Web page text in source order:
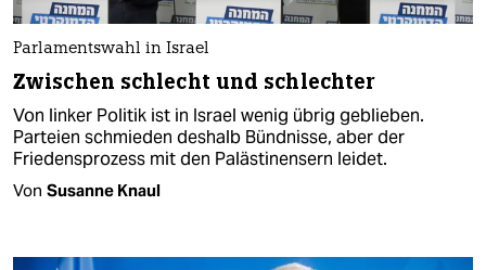
Parlamentswahl in Israel
Zwischen schlecht und schlechter
Von linker Politik ist in Israel wenig übrig geblieben.
Parteien schmieden deshalb Bündnisse, aber der
Friedensprozess mit den Palästinensern leidet.
Von Susanne Knaul